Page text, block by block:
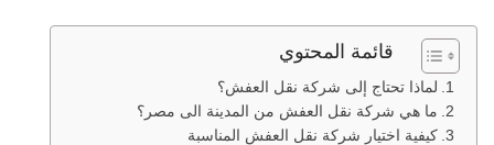
قائمة المحتوي
لماذا تحتاج إلى شركة نقل العفش؟
ما هي شركة نقل العفش من المدينة الى مصر؟
كيفية اختيار شركة نقل العفش المناسبة